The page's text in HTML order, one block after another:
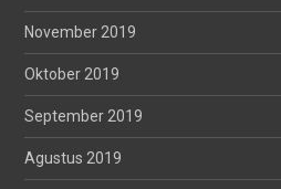
November 2019
Oktober 2019
September 2019
Agustus 2019